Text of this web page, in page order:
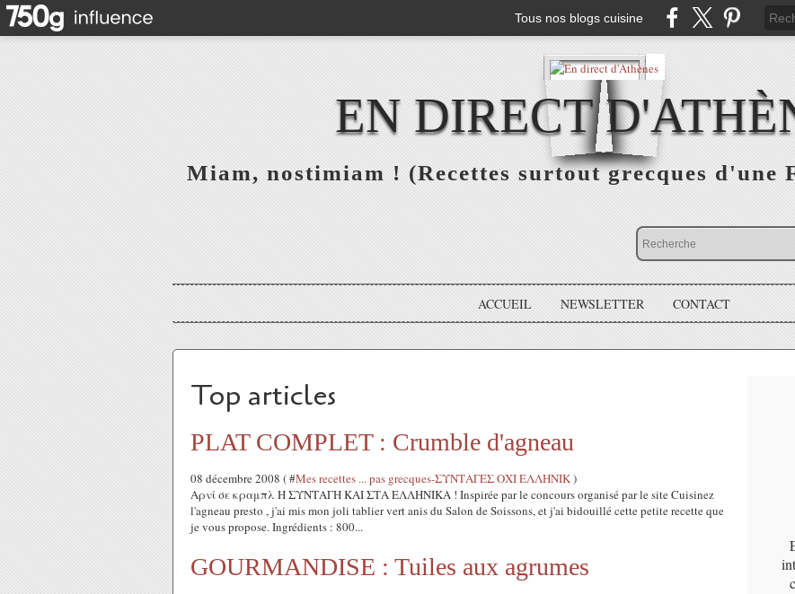
Tous nos blogs cuisine
EN DIRECT
Miam, nostimiam ! (Recettes surtout grecques d'une
ACCUEIL NEWSLETTER CONTACT
Top articles
PLAT COMPLET : Crumble d'agneau
08 décembre 2008 ( #Mes recettes ... pas grecques-ΣΥΝΤΑΓΕΣ ΟΧΙ ΕΛΛΗΝΙΚ)
Αρνί σε κραμπλ Η ΣΥΝΤΑΓΗ ΚΑΙ ΣΤΑ ΕΛΛΗΝΙΚΑ ! Inspirée par le concours organisé par le site Cuisinez
l'agneau presto , j'ai mis mon joli tablier vert anis du Salon de Soissons, et j'ai bidouillé cette petite recette que
je vous propose. Ingrédients : 800...
GOURMANDISE : Tuiles aux agrumes